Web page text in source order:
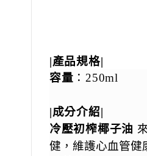
|產品規格|
容量 ：250ml
|成分介紹|
冷壓初榨椰子油
健，維護心血管健